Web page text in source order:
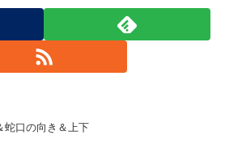
蛇口の向き＆上下